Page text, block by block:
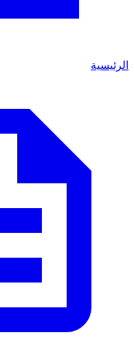
الرئيسية